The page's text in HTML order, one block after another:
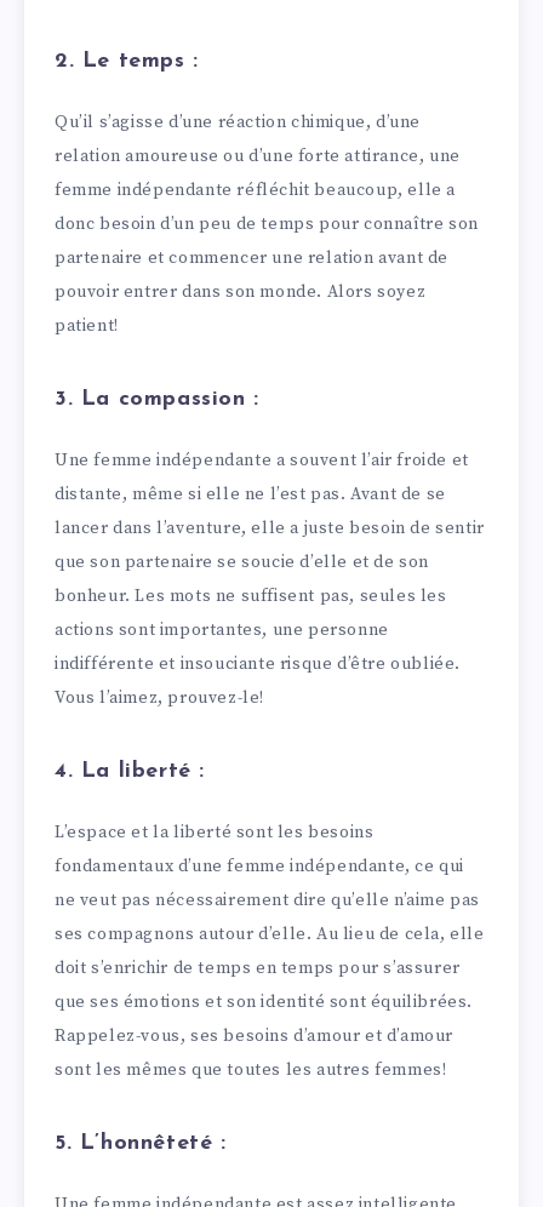
2. Le temps :
Qu’il s’agisse d’une réaction chimique, d’une
relation amoureuse ou d’une forte attirance, une
femme indépendante réfléchit beaucoup, elle a
donc besoin d’un peu de temps pour connaître son
partenaire et commencer une relation avant de
pouvoir entrer dans son monde. Alors soyez
patient!
3. La compassion :
Une femme indépendante a souvent l’air froide et
distante, même si elle ne l’est pas. Avant de se
lancer dans l’aventure, elle a juste besoin de sentir
que son partenaire se soucie d’elle et de son
bonheur. Les mots ne suffisent pas, seules les
actions sont importantes, une personne
indifférente et insouciante risque d’être oubliée.
Vous l’aimez, prouvez-le!
4. La liberté :
L’espace et la liberté sont les besoins
fondamentaux d’une femme indépendante, ce qui
ne veut pas nécessairement dire qu’elle n’aime pas
ses compagnons autour d’elle. Au lieu de cela, elle
doit s’enrichir de temps en temps pour s’assurer
que ses émotions et son identité sont équilibrées.
Rappelez-vous, ses besoins d’amour et d’amour
sont les mêmes que toutes les autres femmes!
5. L’honnêteté :